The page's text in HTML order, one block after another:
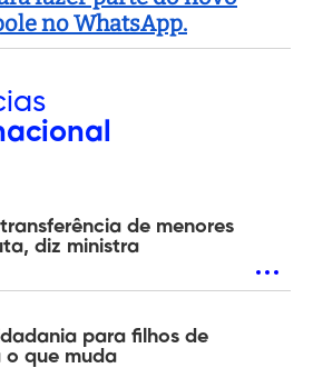
no WhatsApp.
de menores
diz ministra
para filhos de
o que muda